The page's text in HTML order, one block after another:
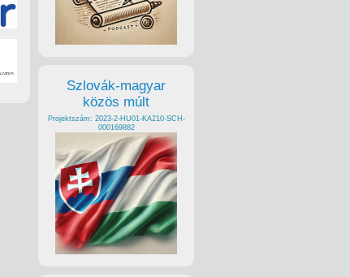
Szlovák-magyar
közös múlt
Projektszám: 2023-2-HU01-KA210-SCH-
000169882